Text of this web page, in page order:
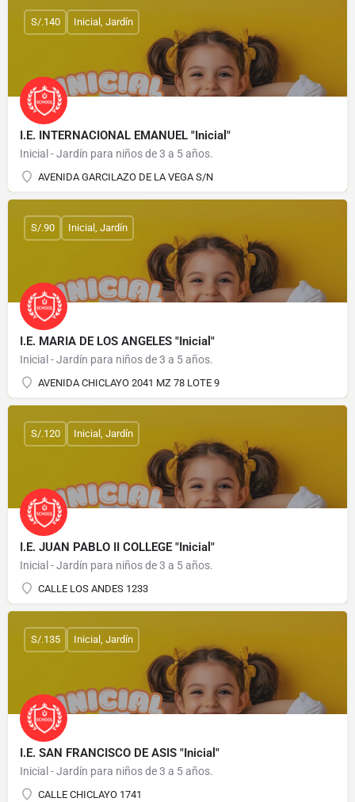
I.E. INTERNACIONAL EMANUEL "Inicial"
Inicial - Jardín para niños de 3 a 5 años.
AVENIDA GARCILAZO DE LA VEGA S/N
S/.140 Inicial, Jardín
I.E. MARIA DE LOS ANGELES "Inicial"
Inicial - Jardín para niños de 3 a 5 años.
AVENIDA CHICLAYO 2041 MZ 78 LOTE 9
S/.90 Inicial, Jardín
I.E. JUAN PABLO II COLLEGE "Inicial"
Inicial - Jardín para niños de 3 a 5 años.
CALLE LOS ANDES 1233
S/.120 Inicial, Jardín
I.E. SAN FRANCISCO DE ASIS "Inicial"
Inicial - Jardín para niños de 3 a 5 años.
CALLE CHICLAYO 1741
S/.135 Inicial, Jardín